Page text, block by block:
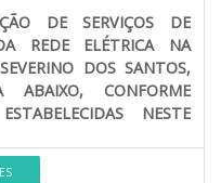
DE SERVIÇOS DE
REDE ELÉTRICA NA
DOS SANTOS,
CONFORME
NESTE